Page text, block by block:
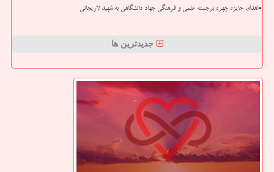
اهدای جایزه چهره برجسته علمی و فرهنگی جهاد دانشگاهی به شهید لاریجانی
جدیدترین ها